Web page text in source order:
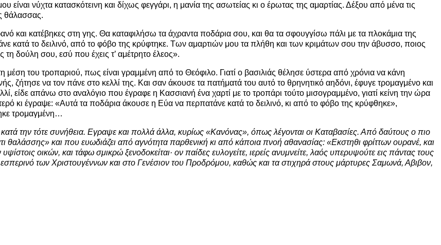
είναι νύχτα κατασκότεινη και δίχως φεγγάρι, η μανία της ασωτείας κι ο έρωτας της αμαρτίας. Δέξου από μένα τις
θάλασσας.
και κατέβηκες στη γης. Θα καταφιλήσω τα άχραντα ποδάρια σου, και θα τα σφουγγίσω πάλι με τα πλοκάμια της
κατά το δειλινό, από το φόβο της κρύφτηκε. Των αμαρτιών μου τα πλήθη και των κριμάτων σου την άβυσσο, ποιος
δούλη σου, εσύ που έχεις τ’ αμέτρητο έλεος».
μέση του τροπαριού, πως είναι γραμμένη από το Θεόφιλο. Γιατί ο βασιλιάς θέλησε ύστερα από χρόνια να κάνη
ζήτησε να τον πάνε στο κελλί της. Και σαν άκουσε τα πατήματά του αυτό το θρηνητικό αηδόνι, έφυγε τρομαγμένο και
είδε απάνω στο αναλόγιο που έγραφε η Κασσιανή ένα χαρτί με το τροπάρι τούτο μισογραμμένο, γιατί κείνη την ώρα
κι έγραψε: «Αυτά τα ποδάρια άκουσε η Εύα να περπατάνε κατά το δειλινό, κι από το φόβο της κρύφθηκε»,
τρομαγμένη…
την τότε συνήθεια. Εγραψε και πολλά άλλα, κυρίως «Κανόνας», όπως λέγονται οι Καταβασίες. Από δαύτους ο πιο
θαλάσσης» και που ευωδιάζει από αγνότητα παρθενική κι από κάποια πνοή αθανασίας: «Εκστηθι φρίττων ουρανέ, και
οικών, και τάφω σμικρώ ξενοδοκείται· ον παίδες ευλογείτε, ιερείς ανυμνείτε, λαός υπερυψούτε εις πάντας τους
των Χριστουγέννων και στο Γενέσιον του Προδρόμου, καθώς και τα στιχηρά στους μάρτυρες Σαμωνά, Αβιβον,